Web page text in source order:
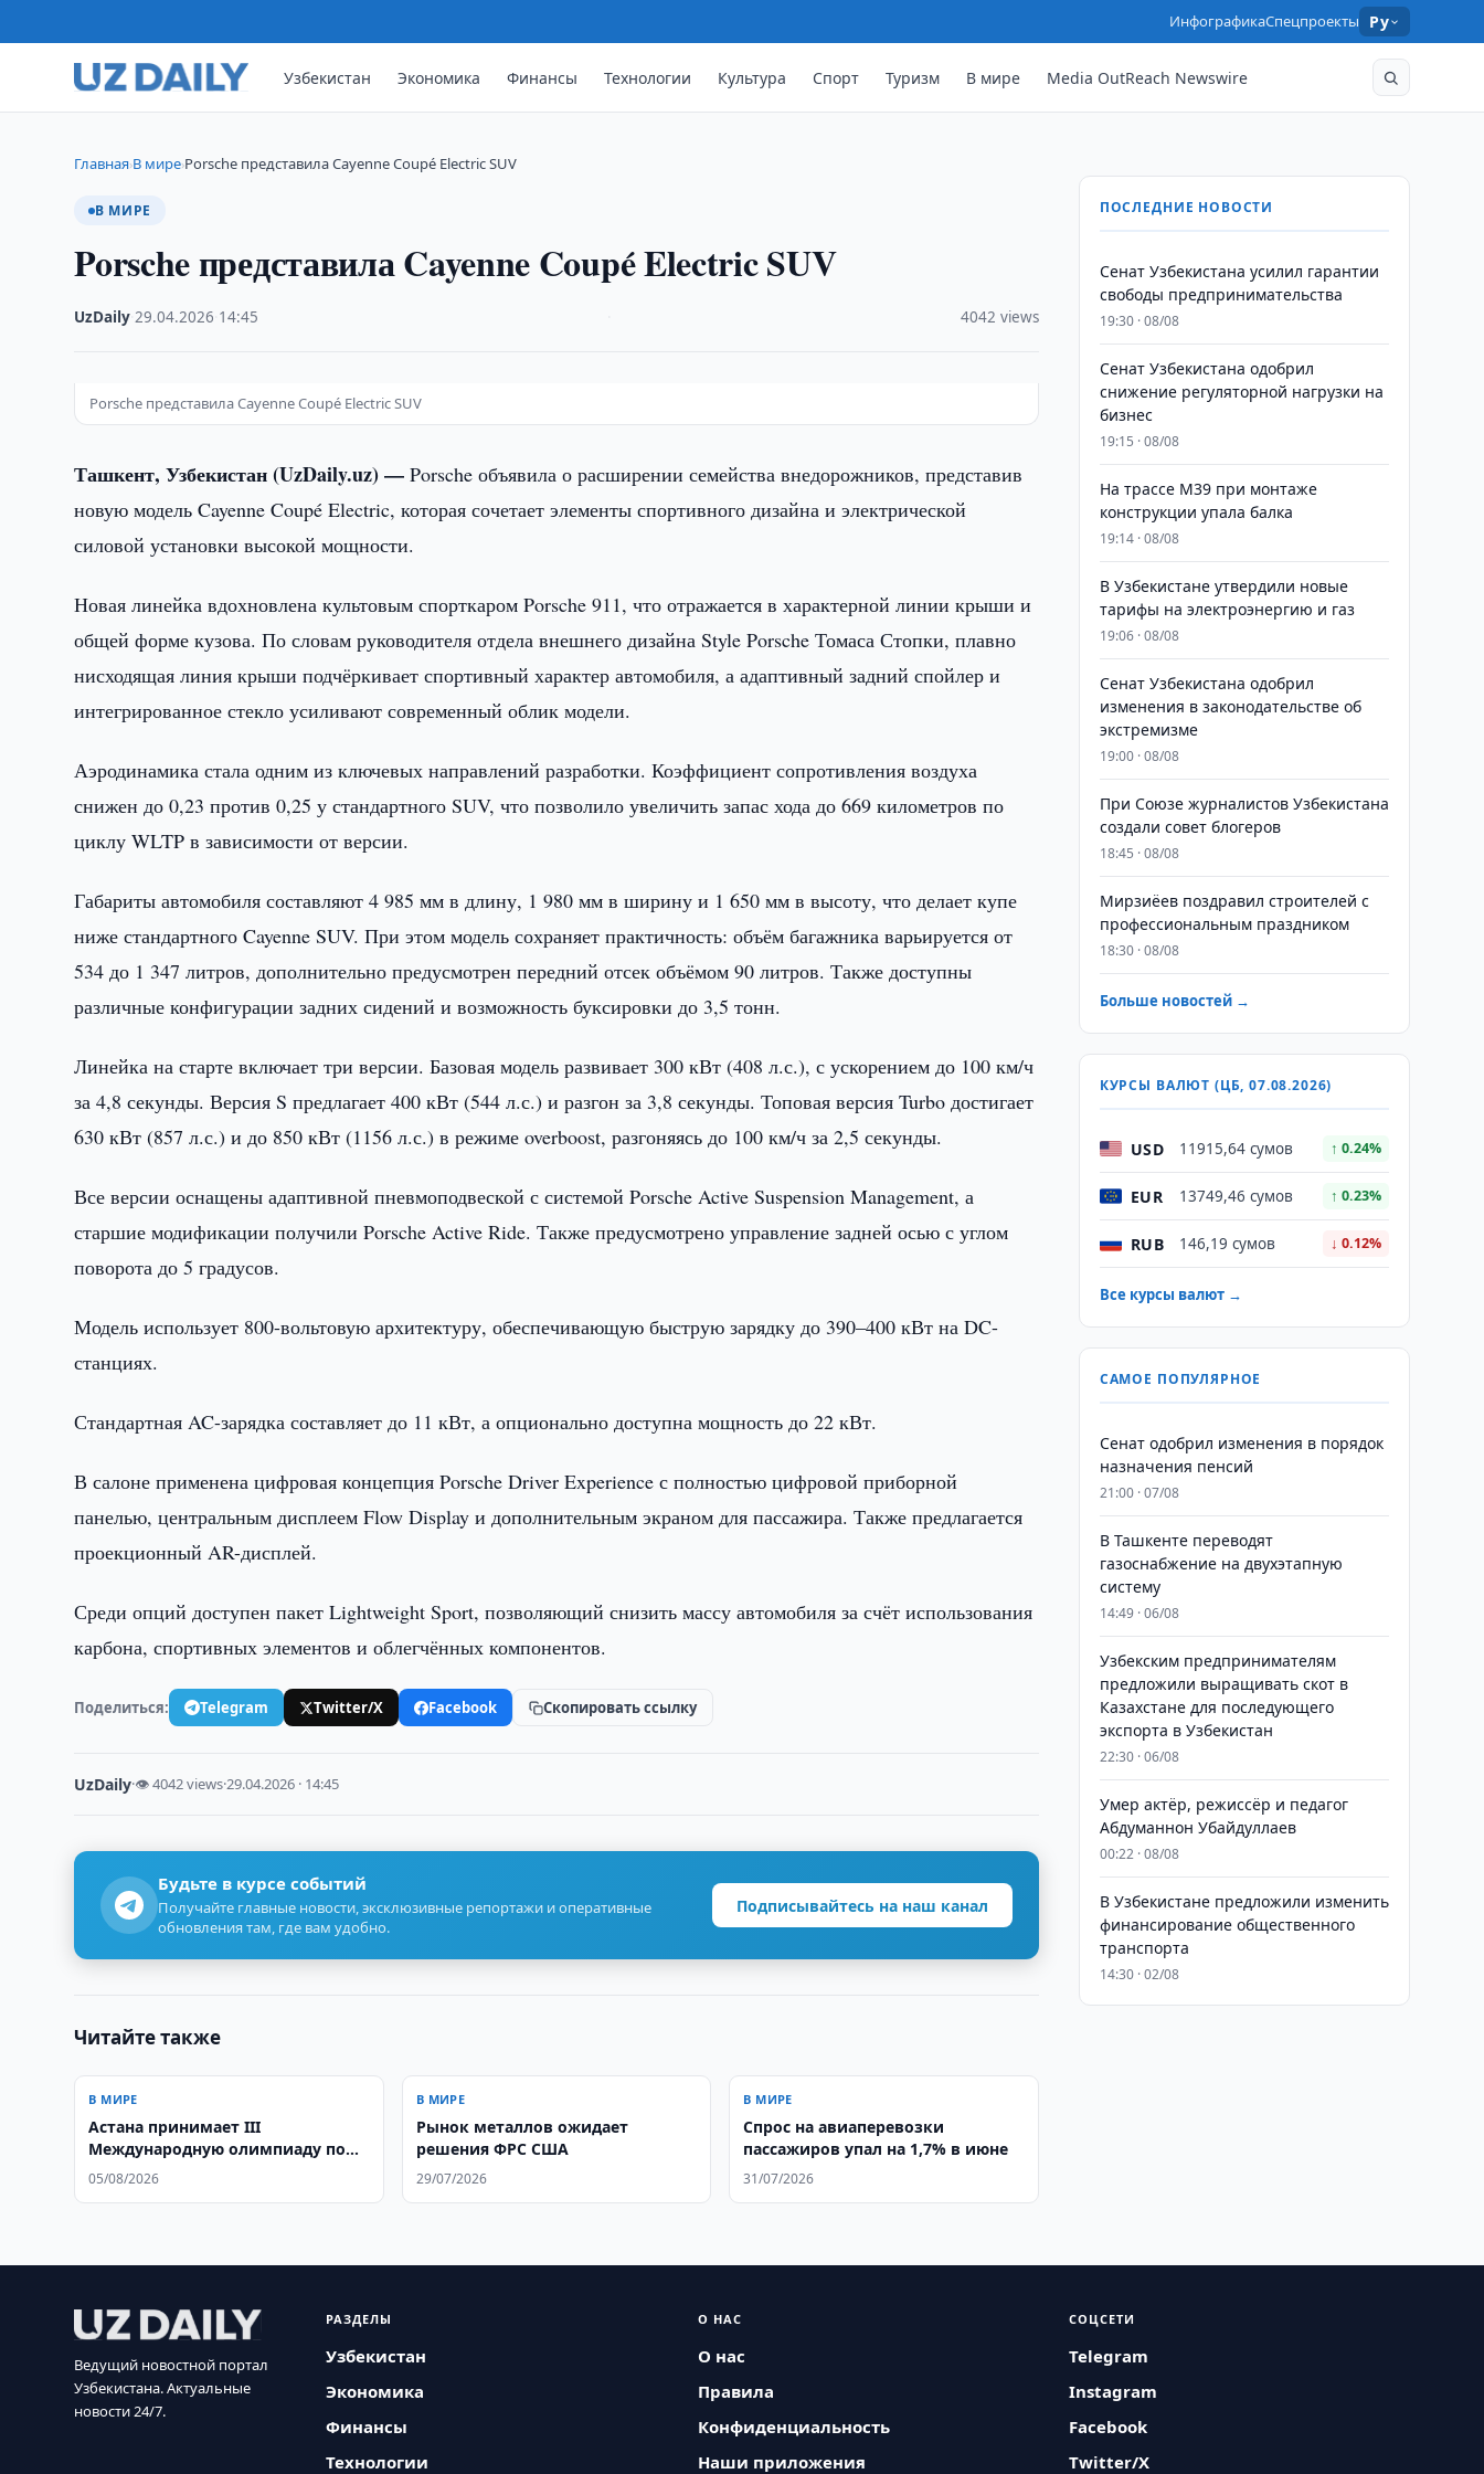
ИнфографикаСпецпроекты Ру
Узбекистан Экономика Финансы Технологии Культура Спорт Туризм В мире Media OutReach Newswire
Главная›В мире›Porsche представила Cayenne Coupé Electric SUV
В МИРЕ
Porsche представила Cayenne Coupé Electric SUV
UzDaily ·29.04.2026 14:45 4042 views
Porsche представила Cayenne Coupé Electric SUV
Ташкент, Узбекистан (UzDaily.uz) —Porsche объявила о расширении семейства внедорожников, представив
новую модель Cayenne Coupé Electric, которая сочетает элементы спортивного дизайна и электрической
силовой установки высокой мощности.
Новая линейка вдохновлена культовым спорткаром Porsche 911, что отражается в характерной линии крыши и
общей форме кузова. По словам руководителя отдела внешнего дизайна Style Porsche Томаса Стопки, плавно
нисходящая линия крыши подчёркивает спортивный характер автомобиля, а адаптивный задний спойлер и
интегрированное стекло усиливают современный облик модели.
Аэродинамика стала одним из ключевых направлений разработки. Коэффициент сопротивления воздуха
снижен до 0,23 против 0,25 у стандартного SUV, что позволило увеличить запас хода до 669 километров по
циклу WLTP в зависимости от версии.
Габариты автомобиля составляют 4 985 мм в длину, 1 980 мм в ширину и 1 650 мм в высоту, что делает купе
ниже стандартного Cayenne SUV. При этом модель сохраняет практичность: объём багажника варьируется от
534 до 1 347 литров, дополнительно предусмотрен передний отсек объёмом 90 литров. Также доступны
различные конфигурации задних сидений и возможность буксировки до 3,5 тонн.
Линейка на старте включает три версии. Базовая модель развивает 300 кВт (408 л.с.), с ускорением до 100 км/ч
за 4,8 секунды. Версия S предлагает 400 кВт (544 л.с.) и разгон за 3,8 секунды. Топовая версия Turbo достигает
630 кВт (857 л.с.) и до 850 кВт (1156 л.с.) в режиме overboost, разгоняясь до 100 км/ч за 2,5 секунды.
Все версии оснащены адаптивной пневмоподвеской с системой Porsche Active Suspension Management, а
старшие модификации получили Porsche Active Ride. Также предусмотрено управление задней осью с углом
поворота до 5 градусов.
Модель использует 800-вольтовую архитектуру, обеспечивающую быструю зарядку до 390–400 кВт на DC-
станциях.
Стандартная AC-зарядка составляет до 11 кВт, а опционально доступна мощность до 22 кВт.
В салоне применена цифровая концепция Porsche Driver Experience с полностью цифровой приборной
панелью, центральным дисплеем Flow Display и дополнительным экраном для пассажира. Также предлагается
проекционный AR-дисплей.
Среди опций доступен пакет Lightweight Sport, позволяющий снизить массу автомобиля за счёт использования
карбона, спортивных элементов и облегчённых компонентов.
Поделиться: Telegram Twitter/X Facebook Скопировать ссылку
UzDaily·👁 4042 views·29.04.2026 · 14:45
Будьте в курсе событий
Получайте главные новости, эксклюзивные репортажи и оперативные
обновления там, где вам удобно.
Подписывайтесь на наш канал
Читайте также
В МИРЕ
Астана принимает III
Международную олимпиаду по
искусственному интеллекту:
05/08/2026
В МИРЕ
Рынок металлов ожидает
решения ФРС США
29/07/2026
В МИРЕ
Спрос на авиаперевозки
пассажиров упал на 1,7% в июне
31/07/2026
ПОСЛЕДНИЕ НОВОСТИ
Сенат Узбекистана усилил гарантии
свободы предпринимательства
19:30 · 08/08
Сенат Узбекистана одобрил
снижение регуляторной нагрузки на
бизнес
19:15 · 08/08
На трассе M39 при монтаже
конструкции упала балка
19:14 · 08/08
В Узбекистане утвердили новые
тарифы на электроэнергию и газ
19:06 · 08/08
Сенат Узбекистана одобрил
изменения в законодательстве об
экстремизме
19:00 · 08/08
При Союзе журналистов Узбекистана
создали совет блогеров
18:45 · 08/08
Мирзиёев поздравил строителей с
профессиональным праздником
18:30 · 08/08
Больше новостей →
КУРСЫ ВАЛЮТ (ЦБ, 07.08.2026)
USD 11915,64 сумов ↑ 0.24%
EUR 13749,46 сумов ↑ 0.23%
RUB 146,19 сумов ↓ 0.12%
Все курсы валют →
САМОЕ ПОПУЛЯРНОЕ
Сенат одобрил изменения в порядок
назначения пенсий
21:00 · 07/08
В Ташкенте переводят
газоснабжение на двухэтапную
систему
14:49 · 06/08
Узбекским предпринимателям
предложили выращивать скот в
Казахстане для последующего
экспорта в Узбекистан
22:30 · 06/08
Умер актёр, режиссёр и педагог
Абдуманнон Убайдуллаев
00:22 · 08/08
В Узбекистане предложили изменить
финансирование общественного
транспорта
14:30 · 02/08
Ведущий новостной портал
Узбекистана. Актуальные
новости 24/7.
РАЗДЕЛЫ
Узбекистан
Экономика
Финансы
Технологии
О НАС
О нас
Правила
Конфиденциальность
Наши приложения
СОЦСЕТИ
Telegram
Instagram
Facebook
Twitter/X